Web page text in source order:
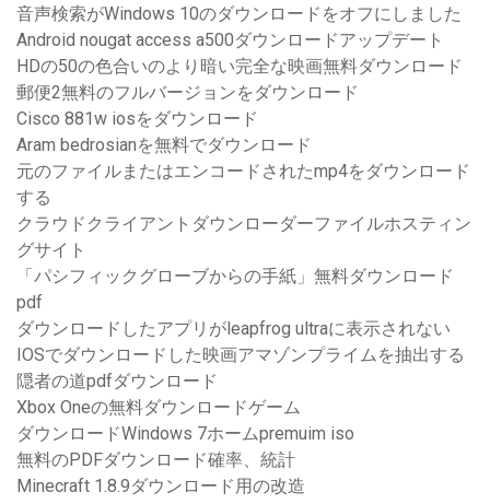
音声検索がWindows 10のダウンロードをオフにしました
Android nougat access a500ダウンロードアップデート
HDの50の色合いのより暗い完全な映画無料ダウンロード
郵便2無料のフルバージョンをダウンロード
Cisco 881w iosをダウンロード
Aram bedrosianを無料でダウンロード
元のファイルまたはエンコードされたmp4をダウンロード
する
クラウドクライアントダウンローダーファイルホスティン
グサイト
「パシフィックグローブからの手紙」無料ダウンロード
pdf
ダウンロードしたアプリがleapfrog ultraに表示されない
IOSでダウンロードした映画アマゾンプライムを抽出する
隠者の道pdfダウンロード
Xbox Oneの無料ダウンロードゲーム
ダウンロードWindows 7ホームpremuim iso
無料のPDFダウンロード確率、統計
Minecraft 1.8.9ダウンロード用の改造